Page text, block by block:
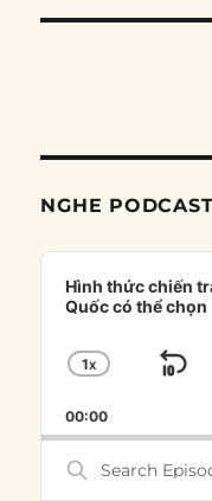
NGHE
Audio
Player
Hình thức chiến
Quốc có thể chọn
CHANGE
RATE
1X
00:00
Search
Episodes